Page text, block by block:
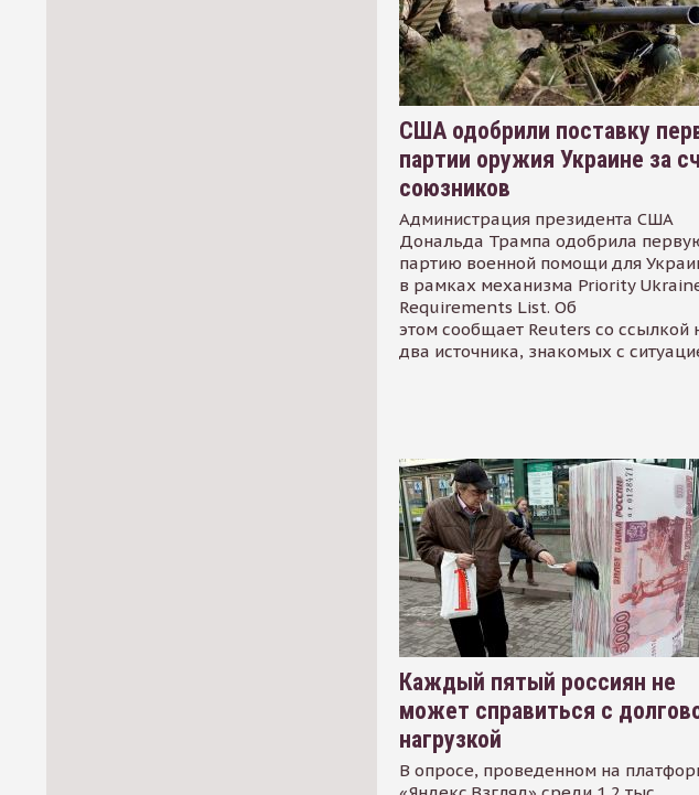
США одобрили поставку
партии оружия Украине за
союзников
Администрация президента США
Дональда Трампа одобрила
партию военной помощи для
в рамках механизма Priority
Requirements List. Об
этом сообщает Reuters со ссылкой
два источника, знакомых с
Каждый пятый россиян не
может справиться с
нагрузкой
В опросе, проведенном на